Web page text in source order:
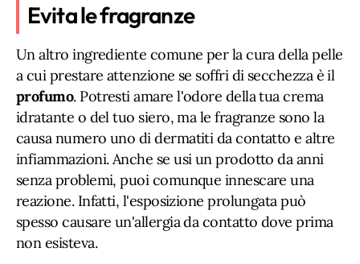
Evita le fragranze
Un altro ingrediente comune per la cura della pelle
a cui prestare attenzione se soffri di secchezza è il
profumo. Potresti amare l'odore della tua crema
idratante o del tuo siero, ma le fragranze sono la
causa numero uno di dermatiti da contatto e altre
infiammazioni. Anche se usi un prodotto da anni
senza problemi, puoi comunque innescare una
reazione. Infatti, l'esposizione prolungata può
spesso causare un'allergia da contatto dove prima
non esisteva.